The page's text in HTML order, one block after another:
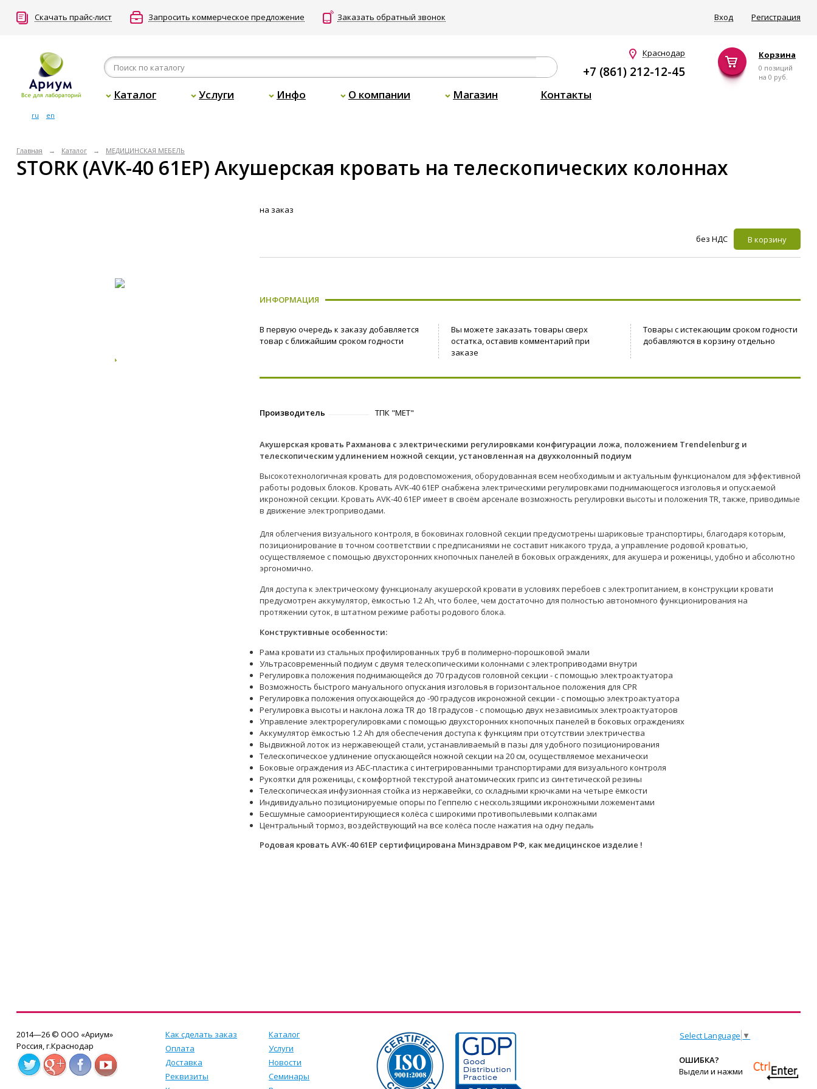
Скачать прайс-лист Запросить коммерческое предложение Заказать обратный звонок Вход Регистрация
ru en
Краснодар
+7 (861) 212-12-45
Каталог Услуги Инфо О компании Магазин Контакты
Корзина
0 позиций
на 0 руб.
Главная Каталог МЕДИЦИНСКАЯ МЕБЕЛЬ
STORK (AVK-40 61EP) Акушерская кровать на телескопических колоннах
на заказ
без НДС В корзину
ИНФОРМАЦИЯ
В первую очередь к заказу добавляется
товар с ближайшим сроком годности
Вы можете заказать товары сверх
остатка, оставив комментарий при
заказе
Товары с истекающим сроком годности
добавляются в корзину отдельно
Производитель ТПК "МЕТ"
Акушерская кровать Рахманова c электрическими регулировками конфигурации ложа, положением Trendelenburg и
телескопическим удлинением ножной секции, установленная на двухколонный подиум
Высокотехнологичная кровать для родовспоможения, оборудованная всем необходимым и актуальным функционалом для эффективной
работы родовых блоков. Кровать AVK-40 61EP снабжена электрическими регулировками поднимающегося изголовья и опускаемой
икроножной секции. Кровать AVK-40 61EP имеет в своём арсенале возможность регулировки высоты и положения TR, также, приводимые
в движение электроприводами.
Для облегчения визуального контроля, в боковинах головной секции предусмотрены шариковые транспортиры, благодаря которым,
позиционирование в точном соответствии с предписаниями не составит никакого труда, а управление родовой кроватью,
осуществляемое с помощью двухсторонних кнопочных панелей в боковых ограждениях, для акушера и роженицы, удобно и абсолютно
эргономично.
Для доступа к электрическому функционалу акушерской кровати в условиях перебоев с электропитанием, в конструкции кровати
предусмотрен аккумулятор, ёмкостью 1.2 Ah, что более, чем достаточно для полностью автономного функционирования на
протяжении суток, в штатном режиме работы родового блока.
Конструктивные особенности:
Рама кровати из стальных профилированных труб в полимерно-порошковой эмали
Ультрасовременный подиум с двумя телескопическими колоннами с электроприводами внутри
Регулировка положения поднимающейся до 70 градусов головной секции - с помощью электроактуатора
Возможность быстрого мануального опускания изголовья в горизонтальное положения для CPR
Регулировка положения опускающейся до -90 градусов икроножной секции - с помощью электроактуатора
Регулировка высоты и наклона ложа TR до 18 градусов - с помощью двух независимых электроактуаторов
Управление электрорегулировками с помощью двухсторонних кнопочных панелей в боковых ограждениях
Аккумулятор ёмкостью 1.2 Ah для обеспечения доступа к функциям при отсутствии электричества
Выдвижной лоток из нержавеющей стали, устанавливаемый в пазы для удобного позиционирования
Телескопическое удлинение опускающейся ножной секции на 20 см, осуществляемое механически
Боковые ограждения из АБС-пластика с интегрированными транспортирами для визуального контроля
Рукоятки для роженицы, с комфортной текстурой анатомических грипс из синтетической резины
Телескопическая инфузионная стойка из нержавейки, со складными крючками на четыре ёмкости
Индивидуально позиционируемые опоры по Геппелю с нескользящими икроножными ложементами
Бесшумные самоориентирующиеся колёса с широкими противопылевыми колпаками
Центральный тормоз, воздействующий на все колёса после нажатия на одну педаль
Родовая кровать AVK-40 61EP сертифицирована Минздравом РФ, как медицинское изделие !
2014—26 © ООО «Ариум»
Россия, г.Краснодар
Как сделать заказ
Оплата
Доставка
Реквизиты
Каталог
Услуги
Новости
Семинары
Select Language ▼
ОШИБКА?
Выдели и нажми